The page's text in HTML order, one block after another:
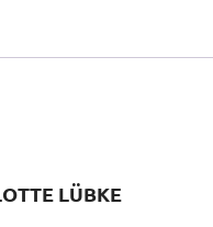
LÜBKE